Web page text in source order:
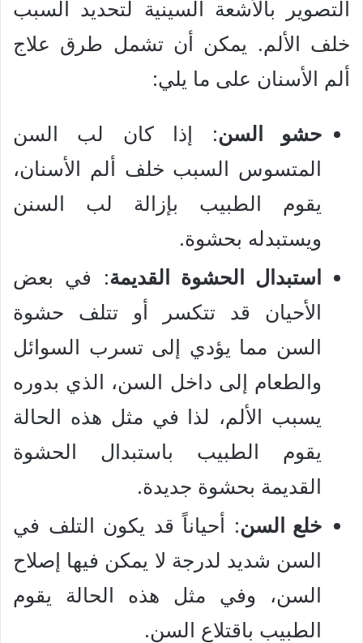
التصوير بالأشعة السينية لتحديد السبب
خلف الألم. يمكن أن تشمل طرق علاج
ألم الأسنان على ما يلي:
حشو السن: إذا كان لب السن
المتسوس السبب خلف ألم الأسنان،
يقوم الطبيب بإزالة لب السنن
ويستبدله بحشوة.
استبدال الحشوة القديمة: في بعض
الأحيان قد تتكسر أو تتلف حشوة
السن مما يؤدي إلى تسرب السوائل
والطعام إلى داخل السن، الذي بدوره
يسبب الألم، لذا في مثل هذه الحالة
يقوم الطبيب باستبدال الحشوة
القديمة بحشوة جديدة.
خلع السن: أحياناً قد يكون التلف في
السن شديد لدرجة لا يمكن فيها إصلاح
السن، وفي مثل هذه الحالة يقوم
الطبيب باقتلاع السن.